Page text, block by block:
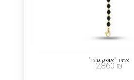
צמיד "אופק גברי"
2,860 ₪